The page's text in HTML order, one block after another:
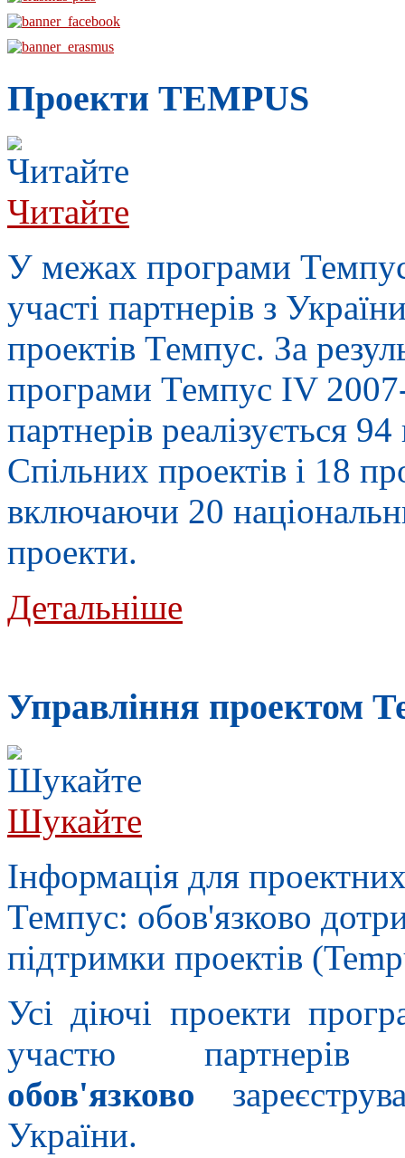
Проекти TEMPUS
Читайте
У межах програми
участі партнерів з
проектів Темпус. За
програми Темпус IV
партнерів реалізується
Спільних проектів і 18
включаючи 20
проекти.
Детальніше
Управлiння проектом
Шукайте
Інформація для
Темпус: обов'язково
підтримки проектів
Усі діючі проекти
участю
обов'язково
України.